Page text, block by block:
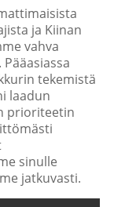
ja Kiinan
vahva
tekemistä
laadun
prioriteetin
sinulle
jatkuvasti.